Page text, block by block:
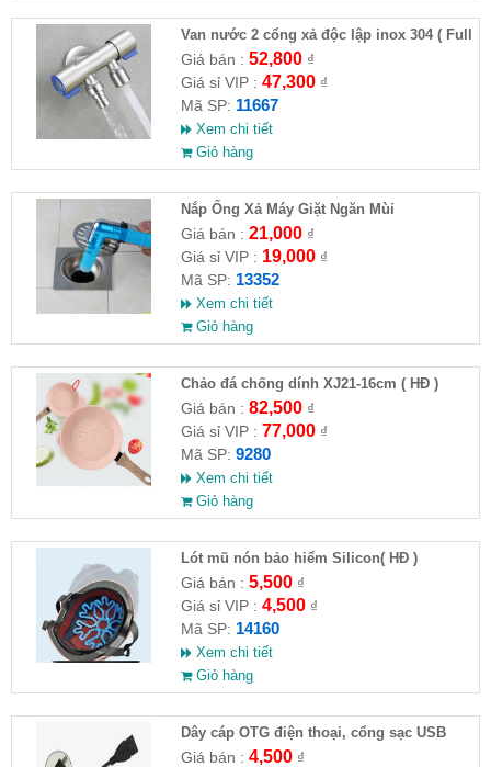
Van nước 2 cổng xả độc lập inox 304 ( Full
VAT )
Giá bán : 52,800₫
Giá sỉ VIP : 47,300₫
Mã SP: 11667
Xem chi tiết
Giỏ hàng
Nắp Ống Xả Máy Giặt Ngăn Mùi
Giá bán : 21,000₫
Giá sỉ VIP : 19,000₫
Mã SP: 13352
Xem chi tiết
Giỏ hàng
Chảo đá chống dính XJ21-16cm ( HĐ )
Giá bán : 82,500₫
Giá sỉ VIP : 77,000₫
Mã SP: 9280
Xem chi tiết
Giỏ hàng
Lót mũ nón bảo hiểm Silicon( HĐ )
Giá bán : 5,500₫
Giá sỉ VIP : 4,500₫
Mã SP: 14160
Xem chi tiết
Giỏ hàng
Dây cáp OTG điện thoại, cổng sạc USB
Giá bán : 4,500₫